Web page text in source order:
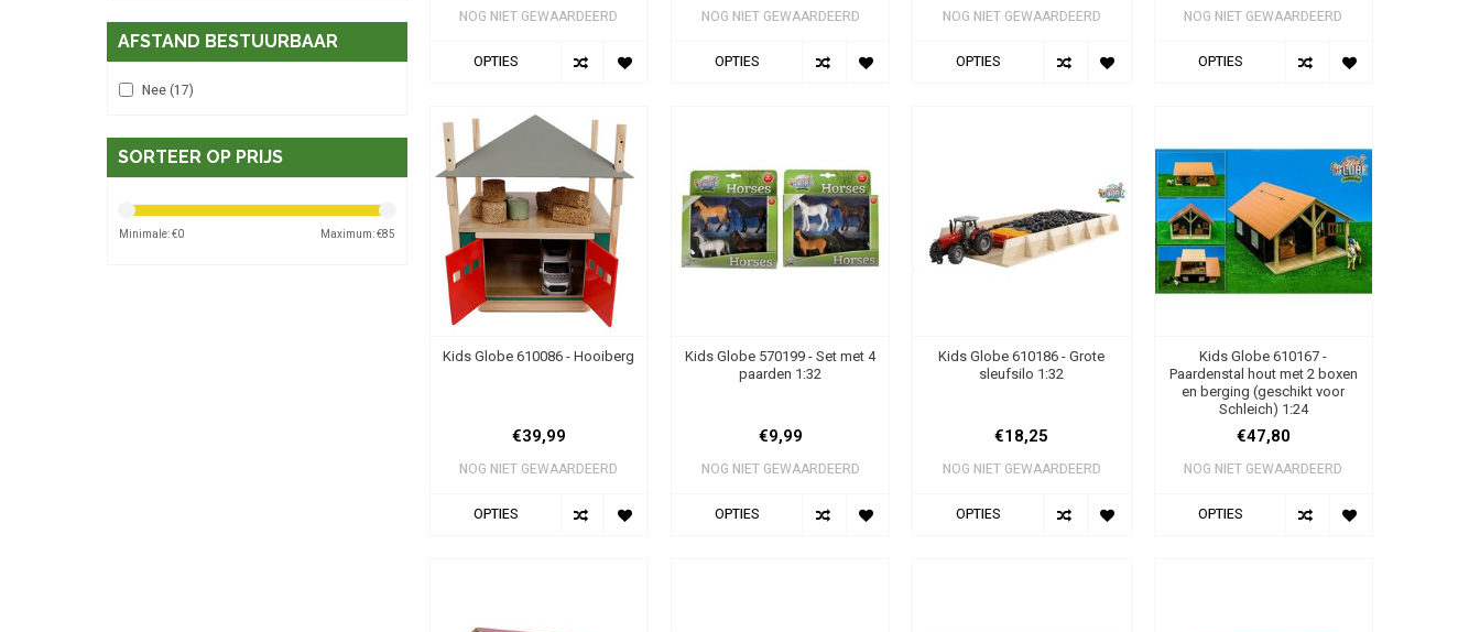
AFSTAND BESTUURBAAR
Nee (17)
SORTEER OP PRIJS
Minimale: €0 Maximum: €85
NOG NIET GEWAARDEERD
OPTIES
NOG NIET GEWAARDEERD
OPTIES
NOG NIET GEWAARDEERD
OPTIES
NOG NIET GEWAARDEERD
OPTIES
Kids Globe 610086 - Hooiberg
€39,99
NOG NIET GEWAARDEERD
OPTIES
Kids Globe 570199 - Set met 4
paarden 1:32
€9,99
NOG NIET GEWAARDEERD
OPTIES
Kids Globe 610186 - Grote
sleufsilo 1:32
€18,25
NOG NIET GEWAARDEERD
OPTIES
Kids Globe 610167 -
Paardenstal hout met 2 boxen
en berging (geschikt voor
Schleich) 1:24
€47,80
NOG NIET GEWAARDEERD
OPTIES